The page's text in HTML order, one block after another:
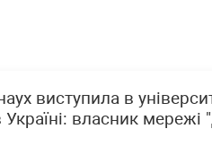
виступила в
власник мережі